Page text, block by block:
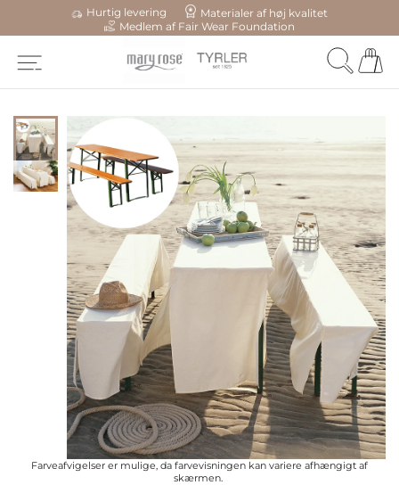
Hurtig levering
Materialer af høj kvalitet
Medlem af Fair Wear Foundation
Farveafvigelser er mulige, da farvevisningen kan variere afhængigt af
skærmen.